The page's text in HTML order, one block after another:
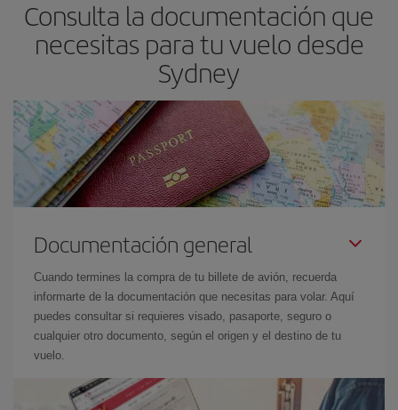
Consulta la documentación que
necesitas para tu vuelo desde
Sydney
Documentación general
Cuando termines la compra de tu billete de avión, recuerda
informarte de la documentación que necesitas para volar. Aquí
puedes consultar si requieres visado, pasaporte, seguro o
cualquier otro documento, según el origen y el destino de tu
vuelo.